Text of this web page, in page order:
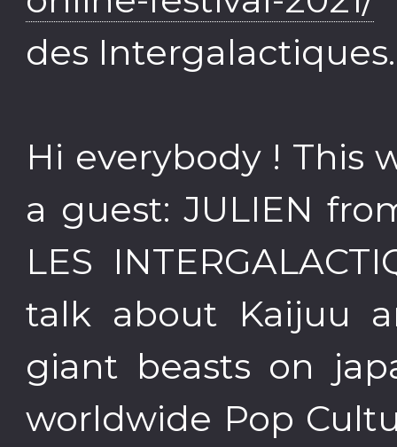
des
Hi everybody ! This
a guest: JULIEN
LES
talk about Kaijuu
giant beasts on
worldwide Pop